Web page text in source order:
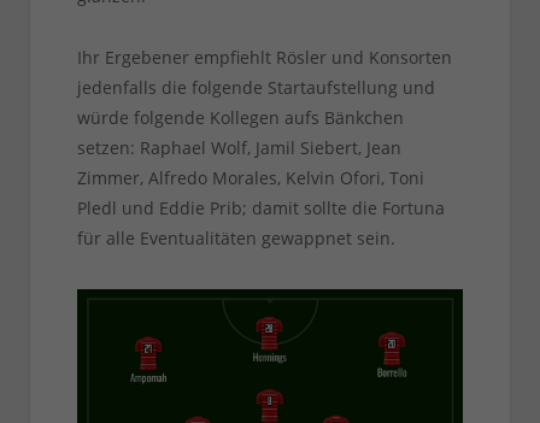
Ihr Ergebener empfiehlt Rösler und Konsorten
jedenfalls die folgende Startaufstellung und
würde folgende Kollegen aufs Bänkchen
setzen: Raphael Wolf, Jamil Siebert, Jean
Zimmer, Alfredo Morales, Kelvin Ofori, Toni
Pledl und Eddie Prib; damit sollte die Fortuna
für alle Eventualitäten gewappnet sein.